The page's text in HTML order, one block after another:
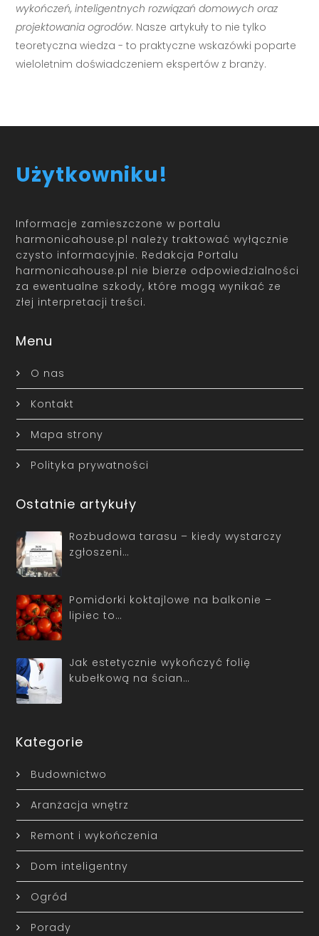
wykończeń, inteligentnych rozwiązań domowych oraz
projektowania ogrodów. Nasze artykuły to nie tylko
teoretyczna wiedza - to praktyczne wskazówki poparte
wieloletnim doświadczeniem ekspertów z branży.
Użytkowniku!
Informacje zamieszczone w portalu
harmonicahouse.pl należy traktować wyłącznie
czysto informacyjnie. Redakcja Portalu
harmonicahouse.pl nie bierze odpowiedzialności
za ewentualne szkody, które mogą wynikać ze
złej interpretacji treści.
Menu
O nas
Kontakt
Mapa strony
Polityka prywatności
Ostatnie artykuły
Rozbudowa tarasu – kiedy wystarczy
zgłoszeni…
Pomidorki koktajlowe na balkonie –
lipiec to…
Jak estetycznie wykończyć folię
kubełkową na ścian…
Kategorie
Budownictwo
Aranżacja wnętrz
Remont i wykończenia
Dom inteligentny
Ogród
Porady